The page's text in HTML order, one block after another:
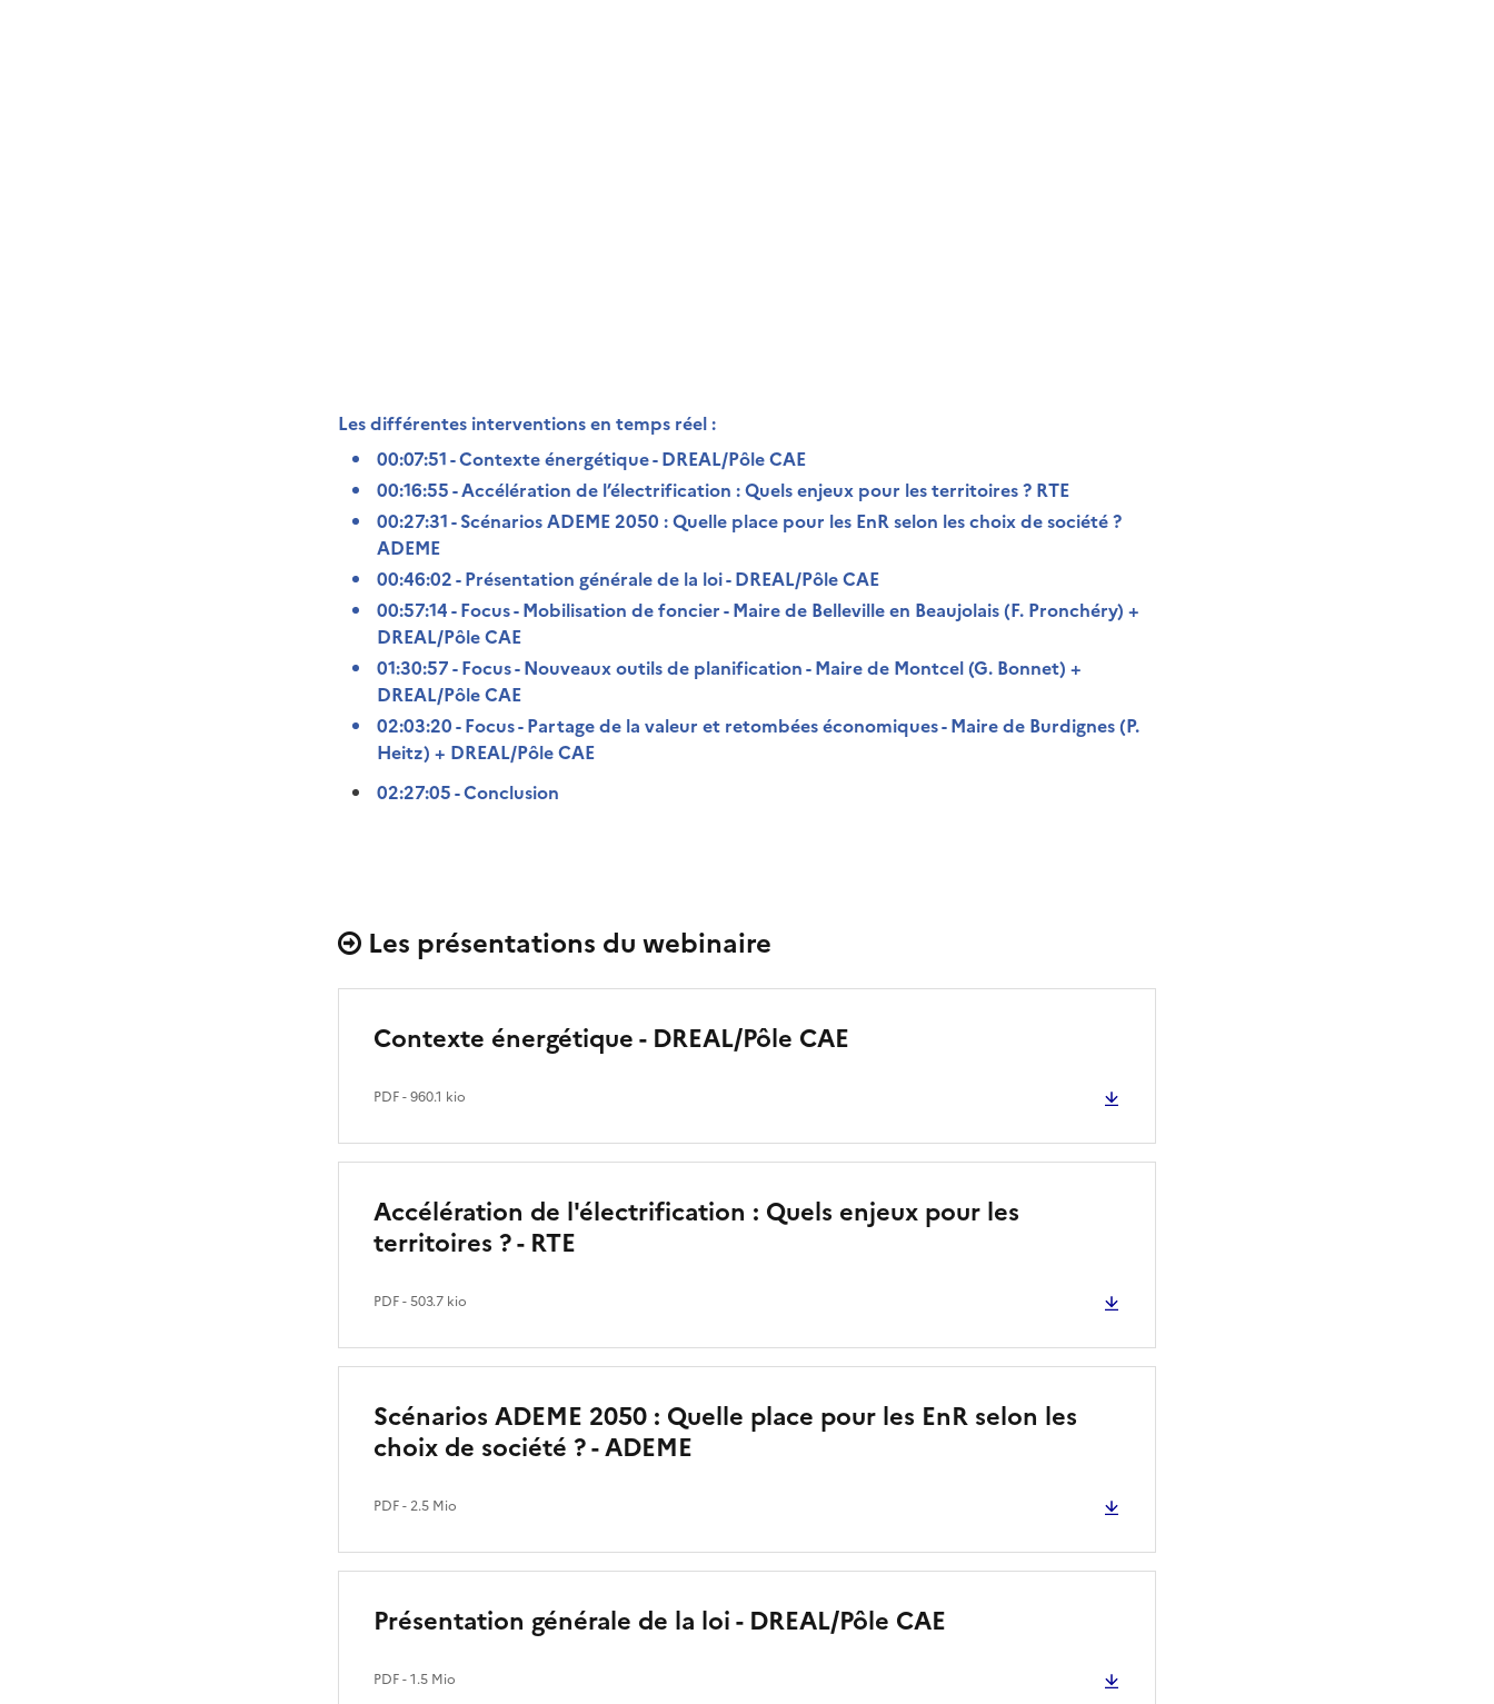
Les différentes interventions en temps réel :
00:07:51 - Contexte énergétique - DREAL/Pôle CAE
00:16:55 - Accélération de l’électrification : Quels enjeux pour les territoires ? RTE
00:27:31 - Scénarios ADEME 2050 : Quelle place pour les EnR selon les choix de société ?
ADEME
00:46:02 - Présentation générale de la loi - DREAL/Pôle CAE
00:57:14 - Focus - Mobilisation de foncier - Maire de Belleville en Beaujolais (F. Pronchéry) +
DREAL/Pôle CAE
01:30:57 - Focus - Nouveaux outils de planification - Maire de Montcel (G. Bonnet) +
DREAL/Pôle CAE
02:03:20 - Focus - Partage de la valeur et retombées économiques - Maire de Burdignes (P.
Heitz) + DREAL/Pôle CAE
02:27:05 - Conclusion
Les présentations du webinaire
Contexte énergétique - DREAL/Pôle CAE
PDF- 960.1 kio
Accélération de l'électrification : Quels enjeux pour les
territoires ? - RTE
PDF- 503.7 kio
Scénarios ADEME 2050 : Quelle place pour les EnR selon les
choix de société ? - ADEME
PDF- 2.5 Mio
Présentation générale de la loi - DREAL/Pôle CAE
PDF- 1.5 Mio